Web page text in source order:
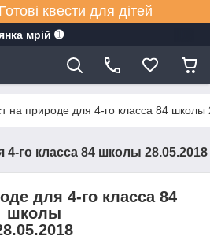
квести для дітей
мрiй ➊
на природе для 4-го класса 84 школы
4-го класса 84 школы 28.05.2018
для 4-го класса 84
школы